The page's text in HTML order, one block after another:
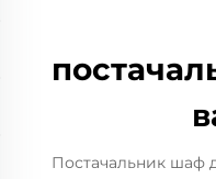
Постачальник шаф